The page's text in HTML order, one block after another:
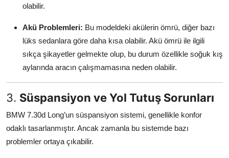
olabilir.
Akü Problemleri: Bu modeldeki akülerin ömrü, diğer bazı
lüks sedanlara göre daha kısa olabilir. Akü ömrü ile ilgili
sıkça şikayetler gelmekte olup, bu durum özellikle soğuk kış
aylarında aracın çalışmamasına neden olabilir.
3. Süspansiyon ve Yol Tutuş Sorunları
BMW 7.30d Long’un süspansiyon sistemi, genellikle konfor
odaklı tasarlanmıştır. Ancak zamanla bu sistemde bazı
problemler ortaya çıkabilir.